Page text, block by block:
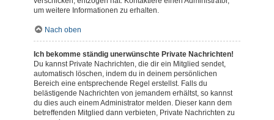
um weitere Informationen zu erhalten.
Nach oben
Ich bekomme ständig unerwünschte Private Nachrichten!
Du kannst Private Nachrichten, die dir ein Mitglied sendet,
automatisch löschen, indem du in deinem persönlichen
Bereich eine entsprechende Regel erstellst. Falls du
belästigende Nachrichten von jemandem erhältst, so kannst
du dies auch einem Administrator melden. Dieser kann dem
betreffenden Mitglied dann verbieten, Private Nachrichten zu